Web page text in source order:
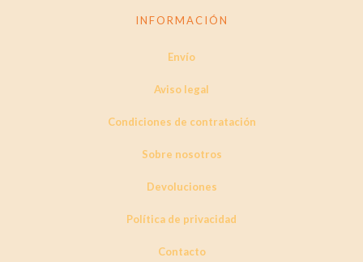
INFORMACIÓN
Envío
Aviso legal
Condiciones de contratación
Sobre nosotros
Devoluciones
Política de privacidad
Contacto